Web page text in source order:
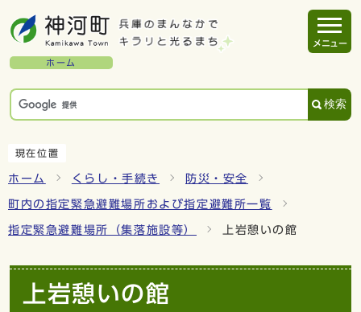
ホーム
検索
メニュー
現在位置
ホーム くらし・手続き 防災・安全
町内の指定緊急避難場所および指定避難所一覧
指定緊急避難場所（集落施設等） 上岩憩いの館
上岩憩いの館